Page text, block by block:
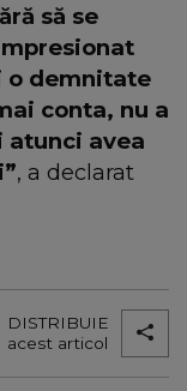
să se
o demnitate
conta, nu a
atunci avea
, a declarat
DISTRIBUIE
acest articol